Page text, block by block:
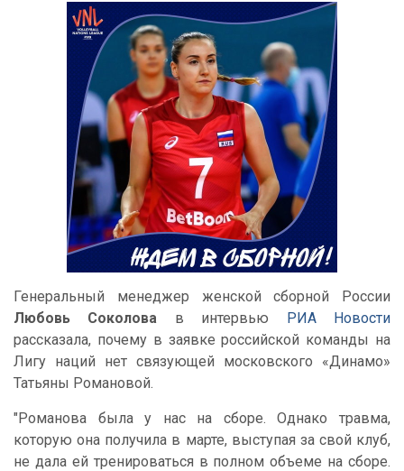
Генеральный менеджер женской сборной России
Любовь Соколова в интервью РИА Новости
рассказала, почему в заявке российской команды на
Лигу наций нет связующей московского «Динамо»
Татьяны Романовой.
"Романова была у нас на сборе. Однако травма,
которую она получила в марте, выступая за свой клуб,
не дала ей тренироваться в полном объеме на сборе.